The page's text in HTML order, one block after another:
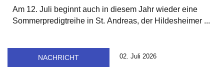
Am 12. Juli beginnt auch in diesem Jahr wieder eine
Sommerpredigtreihe in St. Andreas, der Hildesheimer ...
NACHRICHT 02. Juli 2026